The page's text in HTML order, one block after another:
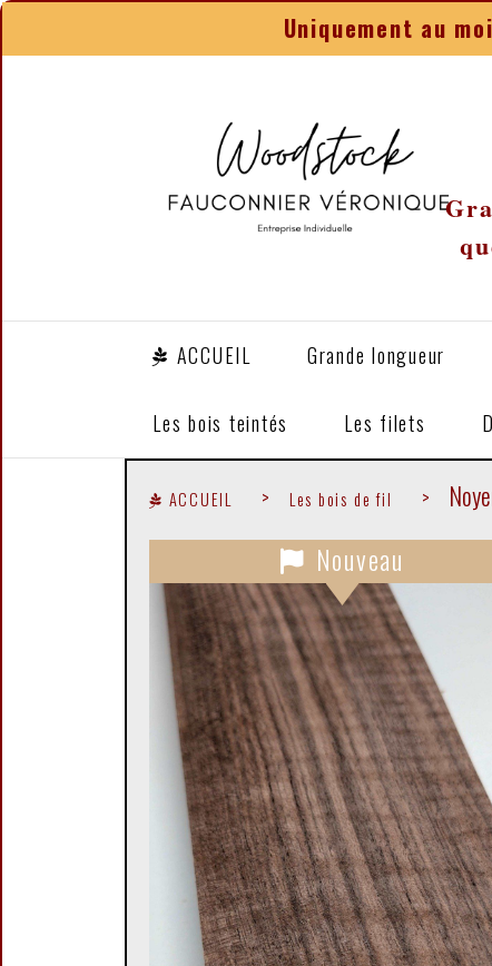
Uniquement au
ACCUEIL Grande longueur
Les bois teintés Les filets
ACCUEIL Les bois de fil
Nouveau
Panneau de gestion des cookies